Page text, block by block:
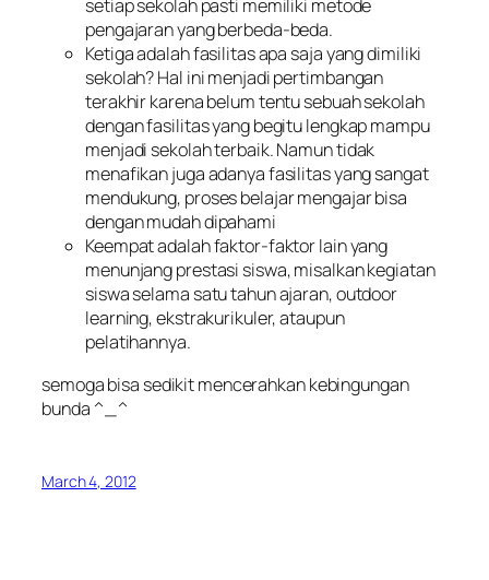
setiap sekolah pasti memiliki metode
pengajaran yang berbeda-beda.
Ketiga adalah fasilitas apa saja yang dimiliki
sekolah? Hal ini menjadi pertimbangan
terakhir karena belum tentu sebuah sekolah
dengan fasilitas yang begitu lengkap mampu
menjadi sekolah terbaik. Namun tidak
menafikan juga adanya fasilitas yang sangat
mendukung, proses belajar mengajar bisa
dengan mudah dipahami
Keempat adalah faktor-faktor lain yang
menunjang prestasi siswa, misalkan kegiatan
siswa selama satu tahun ajaran, outdoor
learning, ekstrakurikuler, ataupun
pelatihannya.
semoga bisa sedikit mencerahkan kebingungan
bunda ^_^
March 4, 2012